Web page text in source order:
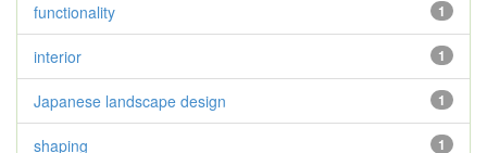
1
functionality
1
interior
1
Japanese landscape design
1
shaping